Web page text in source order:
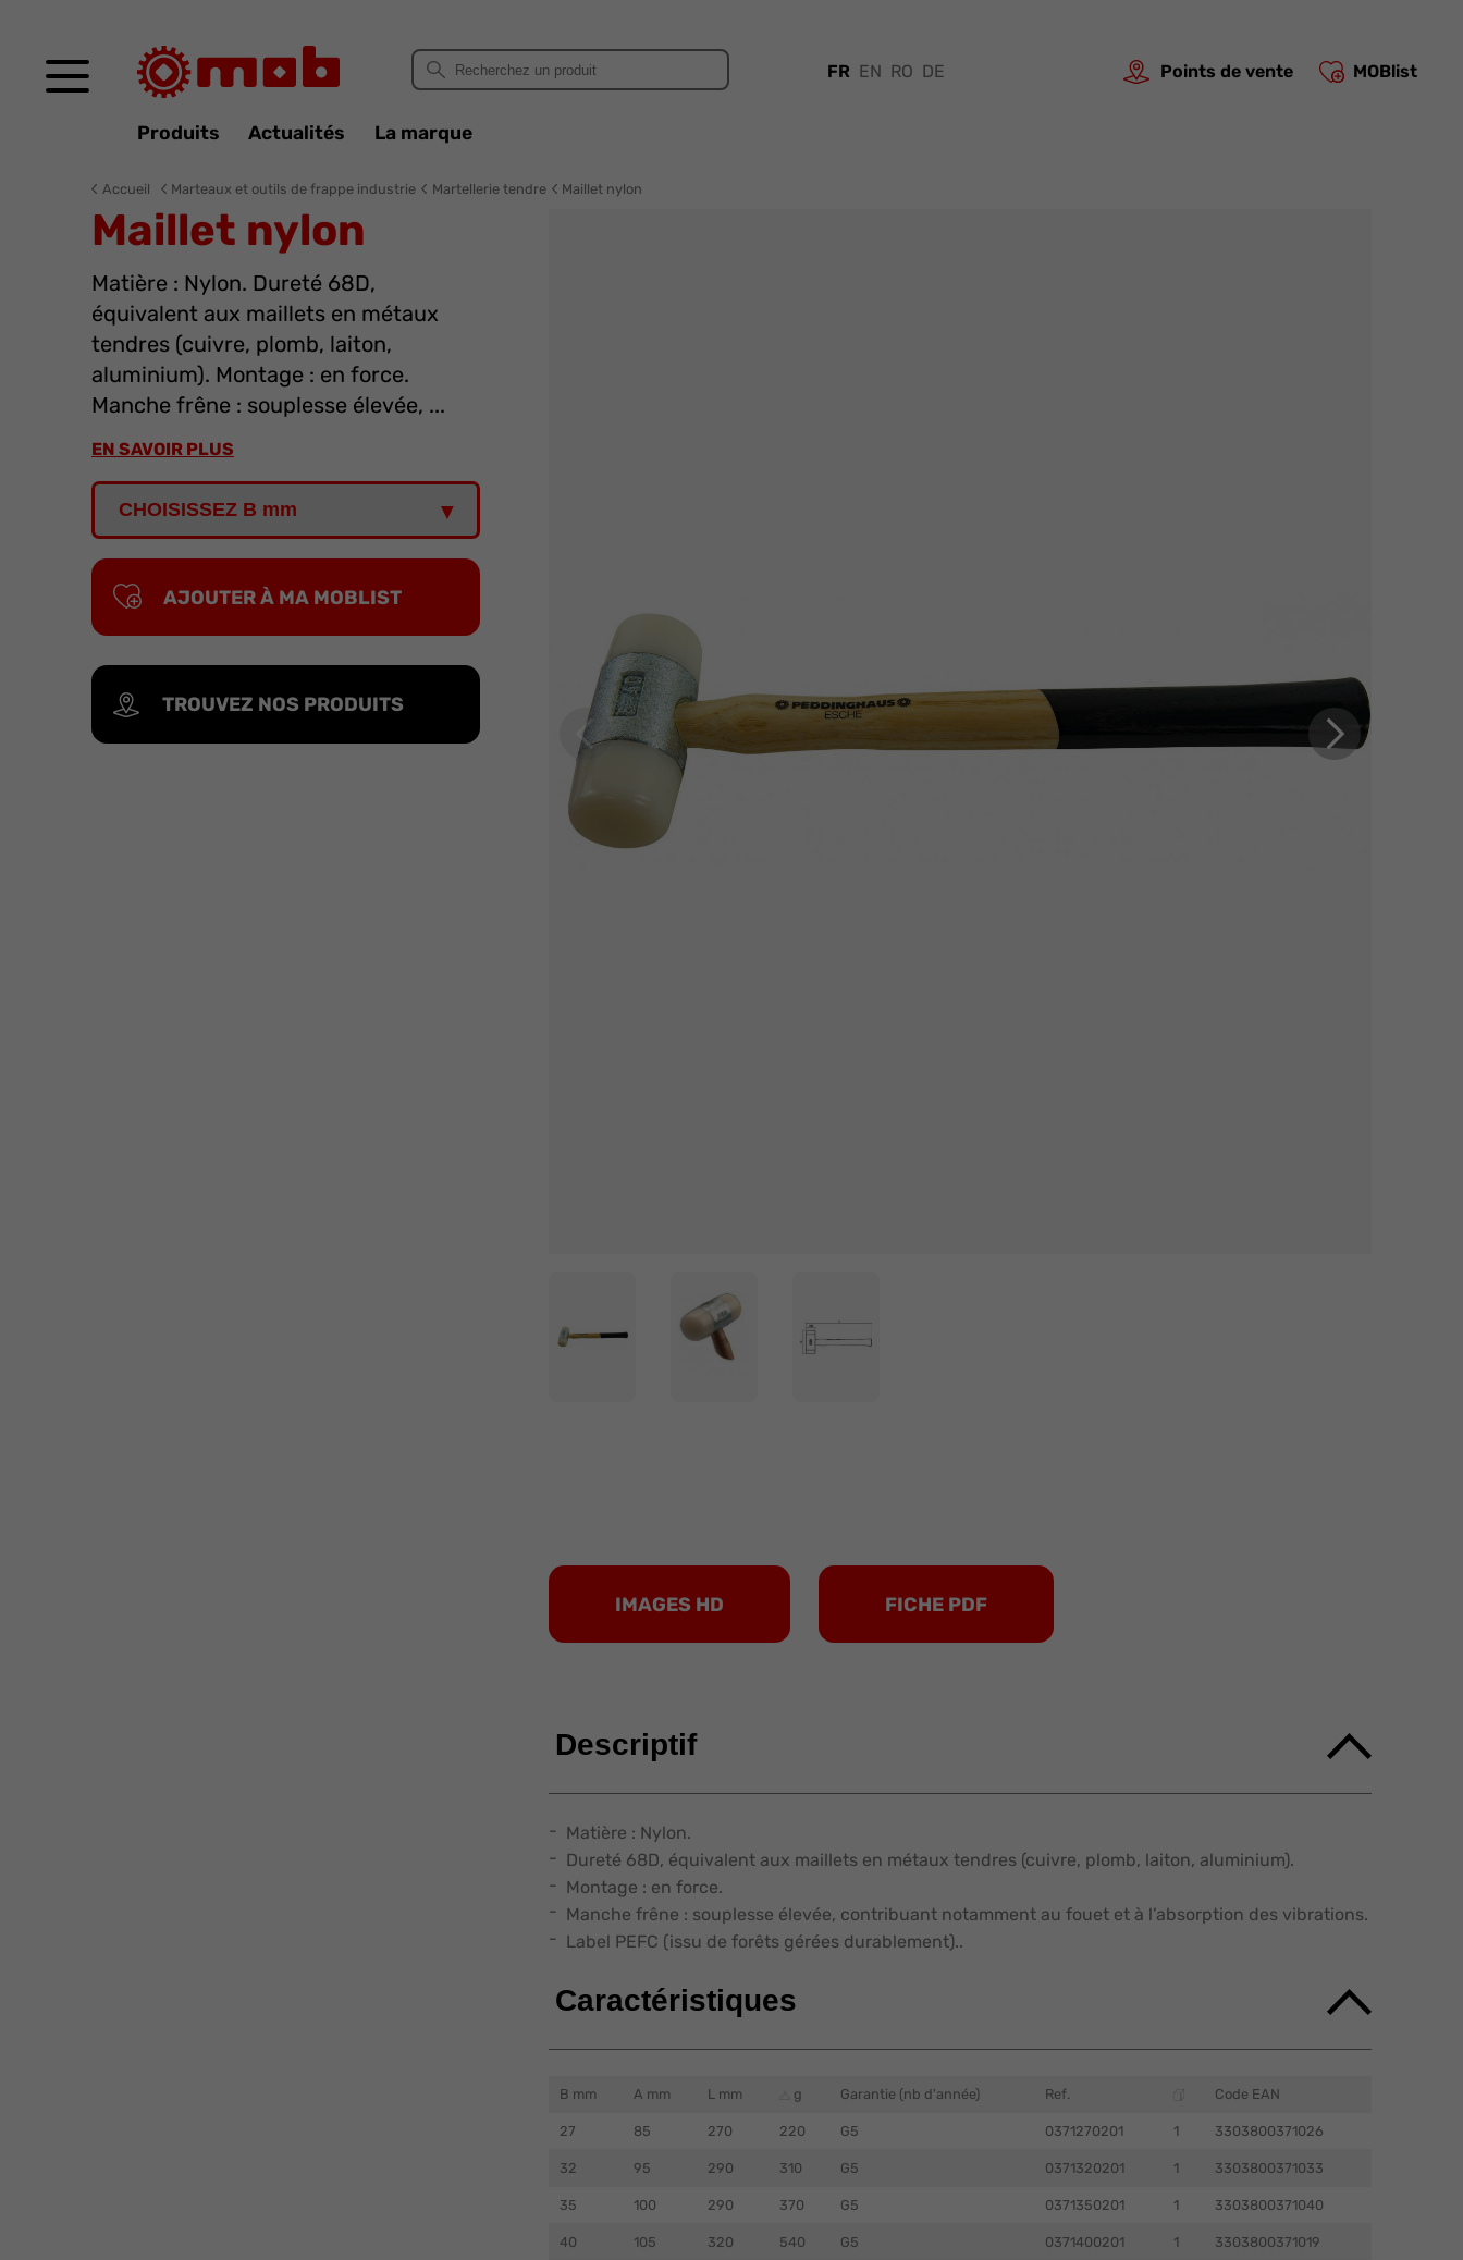
FR EN RO DE Points de vente MOBlist
Produits Actualités La marque
Accueil Marteaux et outils de frappe industrie Martellerie tendre Maillet nylon
Maillet nylon
Matière : Nylon. Dureté 68D,
équivalent aux maillets en métaux
tendres (cuivre, plomb, laiton,
aluminium). Montage : en force.
Manche frêne : souplesse élevée, ...
EN SAVOIR PLUS
AJOUTER À MA MOBLIST
TROUVEZ NOS PRODUITS
IMAGES HD FICHE PDF
Descriptif
Matière : Nylon.
Dureté 68D, équivalent aux maillets en métaux tendres (cuivre, plomb, laiton, aluminium).
Montage : en force.
Manche frêne : souplesse élevée, contribuant notamment au fouet et à l’absorption des vibrations.
Label PEFC (issu de forêts gérées durablement)..
Caractéristiques
B mm A mm L mm g Garantie (nb d'année) Ref. Code EAN
27 85 270 220 G5 0371270201 1 3303800371026
32 95 290 310 G5 0371320201 1 3303800371033
35 100 290 370 G5 0371350201 1 3303800371040
40 105 320 540 G5 0371400201 1 3303800371019